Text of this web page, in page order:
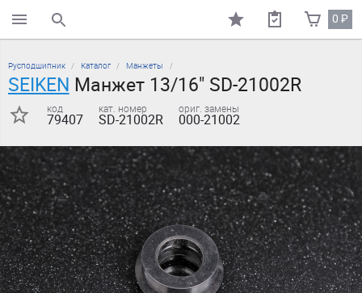
поиск по каталогу 0₽
Русподшипник Каталог Манжеты
SEIKEN Манжет 13/16" SD-21002R
код
79407
кат. номер
SD-21002R
ориг. замены
000-21002